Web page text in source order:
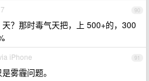
90
？那时毒气天把，上 500+的，300
91
iPhone
雾霾问题。